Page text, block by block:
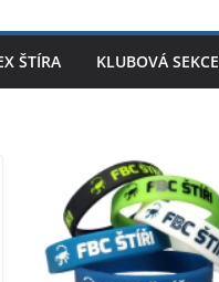
ŠTÍRA KLUBOVÁ SEKCE